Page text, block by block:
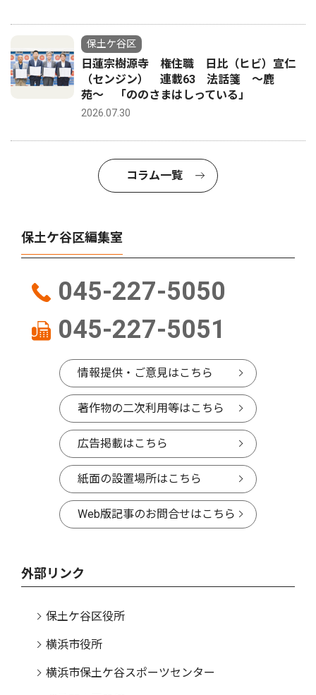
保土ケ谷区
日蓮宗樹源寺 権住職 日比（ヒビ）宣仁
（センジン） 連載63 法話箋 〜鹿
苑〜 「ののさまはしっている」
2026.07.30
コラム一覧
保土ケ谷区編集室
045-227-5050
045-227-5051
情報提供・ご意見はこちら
著作物の二次利用等はこちら
広告掲載はこちら
紙面の設置場所はこちら
Web版記事のお問合せはこちら
外部リンク
保土ケ谷区役所
横浜市役所
横浜市保土ケ谷スポーツセンター